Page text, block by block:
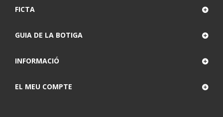
FICTA
GUIA DE LA BOTIGA
INFORMACIÓ
EL MEU COMPTE